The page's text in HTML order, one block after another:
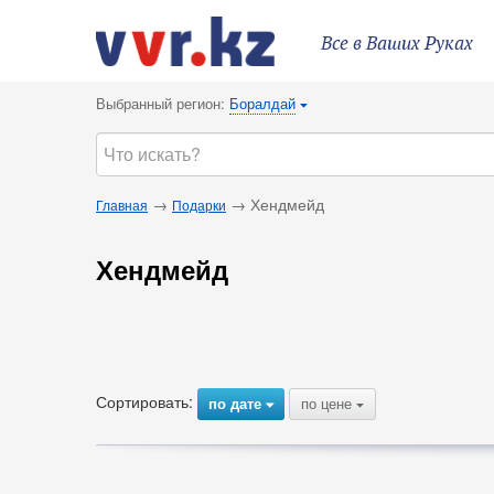
Все в Ваших Руках
Выбранный регион: Боралдай {
Главная → Подарки → Хендмейд
Хендмейд
Сортировать: по дате{ по цене {